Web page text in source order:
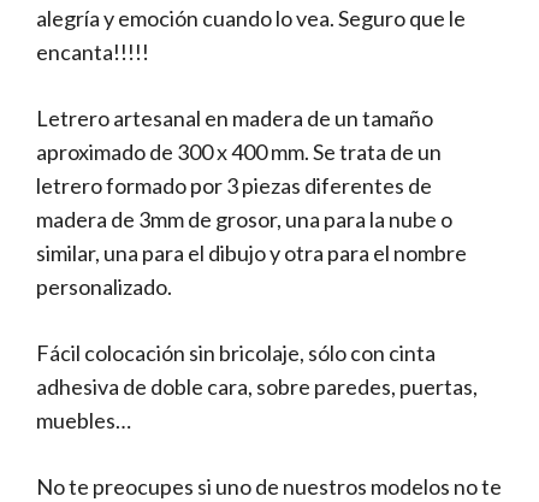
alegría y emoción cuando lo vea. Seguro que le
encanta!!!!!
Letrero artesanal en madera de un tamaño
aproximado de 300 x 400 mm. Se trata de un
letrero formado por 3 piezas diferentes de
madera de 3mm de grosor, una para la nube o
similar, una para el dibujo y otra para el nombre
personalizado.
Fácil colocación sin bricolaje, sólo con cinta
adhesiva de doble cara, sobre paredes, puertas,
muebles…
No te preocupes si uno de nuestros modelos no te